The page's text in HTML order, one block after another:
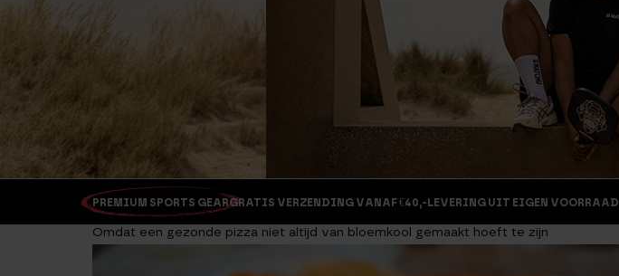
PREMIUM SPORTS GEARGRATIS VERZENDING VANAF €40,- LEVERING UIT EIGEN VOORRAAD
Omdat een gezonde pizza niet altijd van bloemkool gemaakt hoeft te zijn